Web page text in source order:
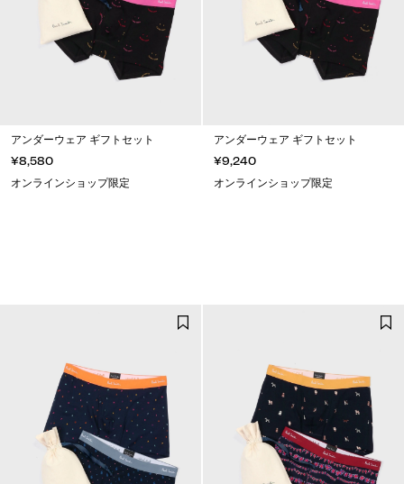
アンダーウェア ギフトセット
¥8,580
オンラインショップ限定
アンダーウェア ギフトセット
¥9,240
オンラインショップ限定